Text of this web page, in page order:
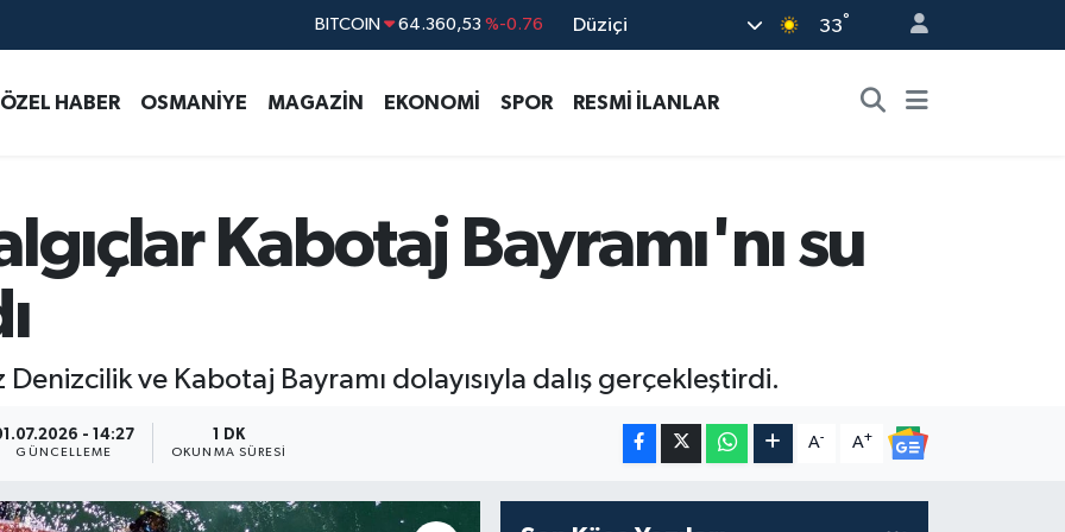
DOLAR 47,7069 %0.17
STERLİN 64,1897 %0.02
BITCOIN 64.360,53 %-0.76
Düziçi 33°
ÖZEL HABER OSMANİYE MAGAZİN EKONOMİ SPOR RESMİ İLANLAR
Kabotaj Bayramı'nı su
ve Kabotaj Bayramı dolayısıyla dalış gerçekleştirdi.
- 14:27
GÜNCELLEME
1 DK
OKUNMA SÜRESI
A- A+